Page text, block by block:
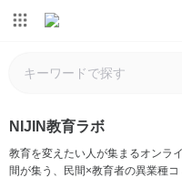
NIJIN教育ラボ
教育を変えたい人が集まるオンラ
間が集う、民間×教育者の異業種コ